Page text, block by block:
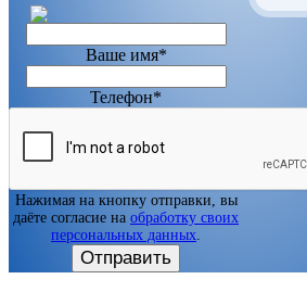
Ваше имя*
Телефон*
Нажимая на кнопку отправки, вы
даёте согласие на обработку своих
персональных данных
Отправить